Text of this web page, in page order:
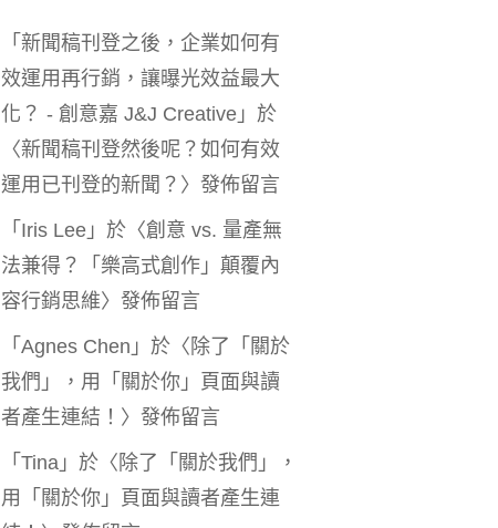
「 新聞稿刊登之後，企業如何有
效運用再行銷，讓曝光效益最大
化？ - 創意嘉 J&J Creative 」於
〈新聞稿刊登然後呢？如何有效
運用已刊登的新聞？ 〉發佈留言
「 Iris Lee 」於〈創意 vs. 量產無
法兼得？「樂高式創作」顛覆內
容行銷思維〉發佈留言
「 Agnes Chen 」於〈 除了「關於
我們」，用「關於你」頁面與讀
者產生連結！ 〉發佈留言
「 Tina 」於〈 除了「關於我們」，
用「關於你」頁面與讀者產生連